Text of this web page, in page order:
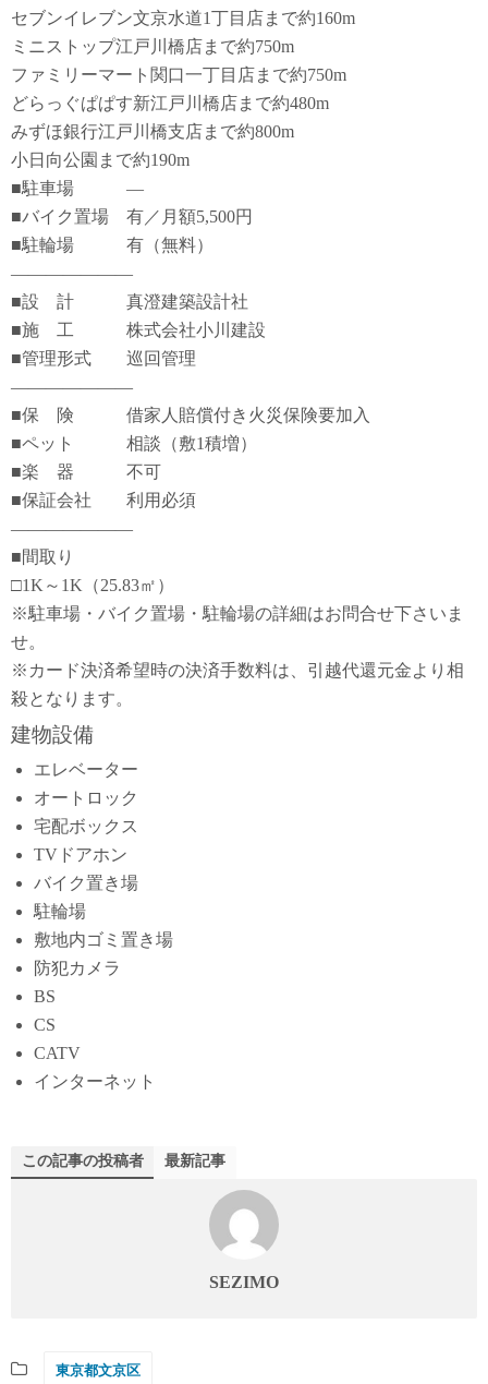
セブンイレブン文京水道1丁目店まで約160m
ミニストップ江戸川橋店まで約750m
ファミリーマート関口一丁目店まで約750m
どらっぐぱぱす新江戸川橋店まで約480m
みずほ銀行江戸川橋支店まで約800m
小日向公園まで約190m
■駐車場 ―
■バイク置場 有／月額5,500円
■駐輪場 有（無料）
―――――――
■設 計 真澄建築設計社
■施 工 株式会社小川建設
■管理形式 巡回管理
―――――――
■保 険 借家人賠償付き火災保険要加入
■ペット 相談（敷1積増）
■楽 器 不可
■保証会社 利用必須
―――――――
■間取り
□1K～1K（25.83㎡）
※駐車場・バイク置場・駐輪場の詳細はお問合せ下さいま
せ。
※カード決済希望時の決済手数料は、引越代還元金より相
殺となります。
建物設備
エレベーター
オートロック
宅配ボックス
TVドアホン
バイク置き場
駐輪場
敷地内ゴミ置き場
防犯カメラ
BS
CS
CATV
インターネット
この記事の投稿者 最新記事
SEZIMO
東京都文京区